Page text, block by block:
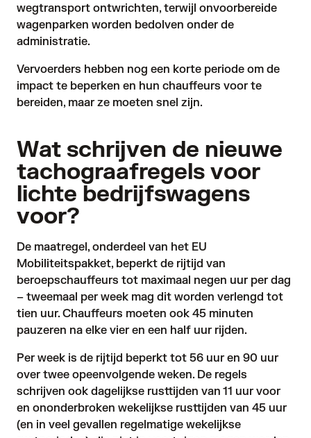
wegtransport ontwrichten, terwijl onvoorbereide
wagenparken worden bedolven onder de
administratie.
Vervoerders hebben nog een korte periode om de
impact te beperken en hun chauffeurs voor te
bereiden, maar ze moeten snel zijn.
Wat schrijven de nieuwe
tachograafregels voor
lichte bedrijfswagens
voor?
De maatregel, onderdeel van het EU
Mobiliteitspakket, beperkt de rijtijd van
beroepschauffeurs tot maximaal negen uur per dag
– tweemaal per week mag dit worden verlengd tot
tien uur. Chauffeurs moeten ook 45 minuten
pauzeren na elke vier en een half uur rijden.
Per week is de rijtijd beperkt tot 56 uur en 90 uur
over twee opeenvolgende weken. De regels
schrijven ook dagelijkse rusttijden van 11 uur voor
en ononderbroken wekelijkse rusttijden van 45 uur
(en in veel gevallen regelmatige wekelijkse